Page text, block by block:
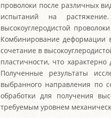
проволоки после различных
испытаний на
высокоуглеродистой
Комбинирование деформации
сочетание в
пластичности, что
Полученные результаты
выбранного направления по
обработки для получения
требуемым уровнем